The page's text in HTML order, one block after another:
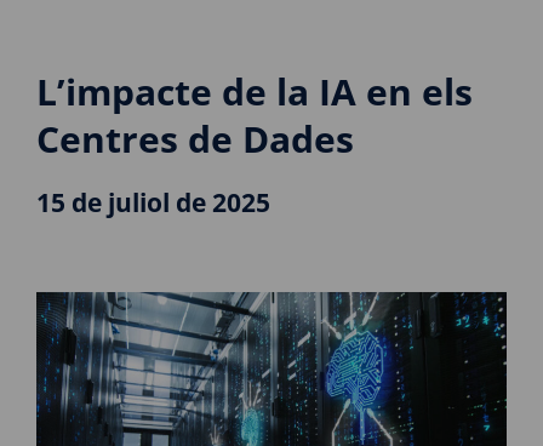
L’impacte de la IA en els
Centres de Dades
15 de juliol de 2025